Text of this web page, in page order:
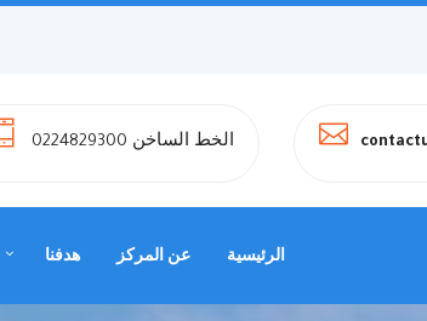
الخط الساخن 0224829300
الرئيسية عن المركز هدفنا